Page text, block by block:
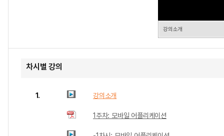
강의소개
차시별 강의
1. 강의소개
1주차: 모바일 어플리케이션